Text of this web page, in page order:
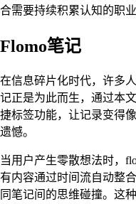
合需要持续积累认知的职业
Flomo笔记
在信息碎片化时代，许多
记正是为此而生，通过本
捷标签功能，让记录变得
遗憾。
当用户产生零散想法时，
有内容通过时间流自动整
同笔记间的思维碰撞。这